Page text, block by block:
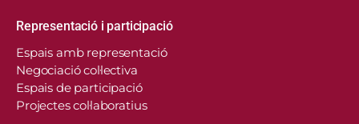
Representació i participació
Espais amb representació
Negociació col·lectiva
Espais de participació
Projectes col·laboratius